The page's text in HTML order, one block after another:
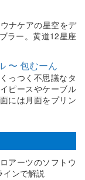
ナケアの星空をデ
ラー。黄道12星座
〜 包むーん
っつく不思議なタ
ピースやケーブル
には月面をプリン
アーツのソフトウ
インで解説